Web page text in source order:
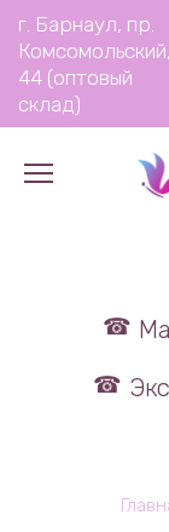
Перейти
содержанию
г. Барнаул, пр.
Комсомольский,
44 (оптовый
склад)